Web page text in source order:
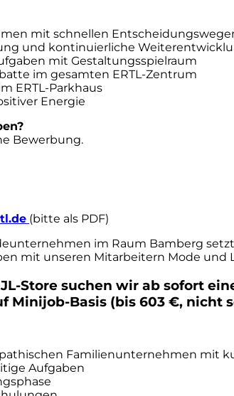
mit schnellen
und kontinuierliche
mit Gestaltungsspielraum
im gesamten ERTL-Zentrum
ERTL-Parkhaus
Energie
Bewerbung.
(bitte als PDF)
im Raum Bamberg
mit unseren Mitarbeitern Mode und
Store suchen wir ab sofort
Minijob-Basis (bis 603 €, nicht
Familienunternehmen mit
Aufgaben